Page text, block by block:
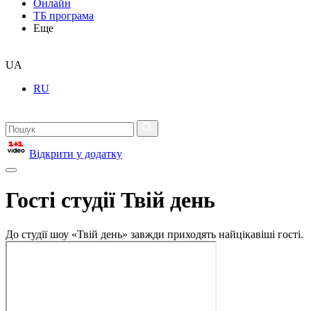
Онлайн
ТБ програма
Еще
UA
RU
Відкрити у додатку
Гості студії Твій день
До студії шоу «Твій день» завжди приходять найцікавіші гості.